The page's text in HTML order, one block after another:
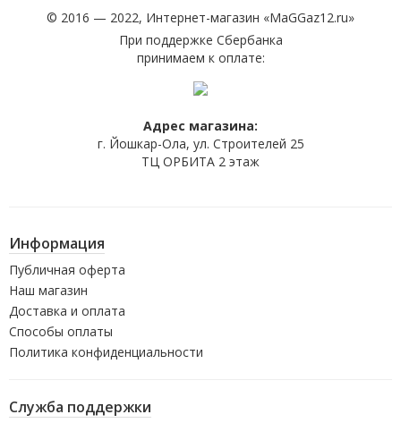
© 2016 — 2022, Интернет-магазин «MaGGaz12.ru»
При поддержке Сбербанка
принимаем к оплате:
Адрес магазина:
г. Йошкар-Ола, ул. Строителей 25
ТЦ ОРБИТА 2 этаж
Информация
Публичная оферта
Наш магазин
Доставка и оплата
Способы оплаты
Политика конфиденциальности
Служба поддержки